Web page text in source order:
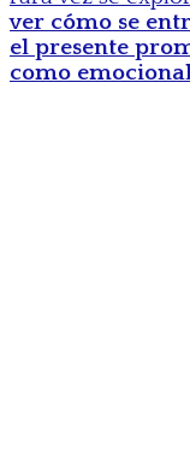
ver cómo se
el presente
como